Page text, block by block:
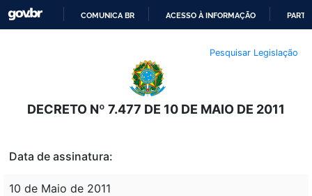
O
CONTEÚDO
COMUNICA BR ACESSO À INFORMAÇÃO
Pesquisar Legislação
DECRETO Nº 7.477 DE 10 DE MAIO DE 2011
Data de assinatura:
10 de Maio de 2011